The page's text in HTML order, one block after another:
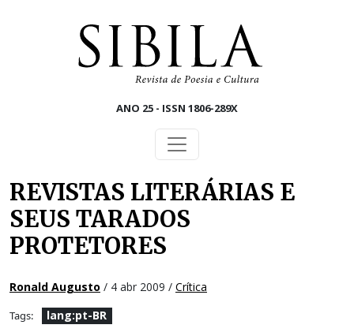
ANO 25 - ISSN 1806-289X
REVISTAS LITERÁRIAS E
SEUS TARADOS
PROTETORES
Ronald Augusto / 4 abr 2009 / Crítica
Tags: lang:pt-BR